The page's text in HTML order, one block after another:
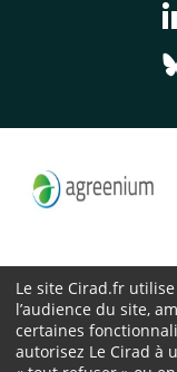
Le site Cirad.fr
l’audience du site,
certaines
autorisez Le Cirad à